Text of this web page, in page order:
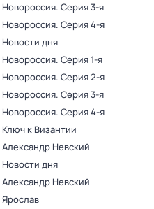
Новороссия. Серия 3-я
Новороссия. Серия 4-я
Новости дня
Новороссия. Серия 1-я
Новороссия. Серия 2-я
Новороссия. Серия 3-я
Новороссия. Серия 4-я
Ключ к Византии
Александр Невский
Новости дня
Александр Невский
Ярослав